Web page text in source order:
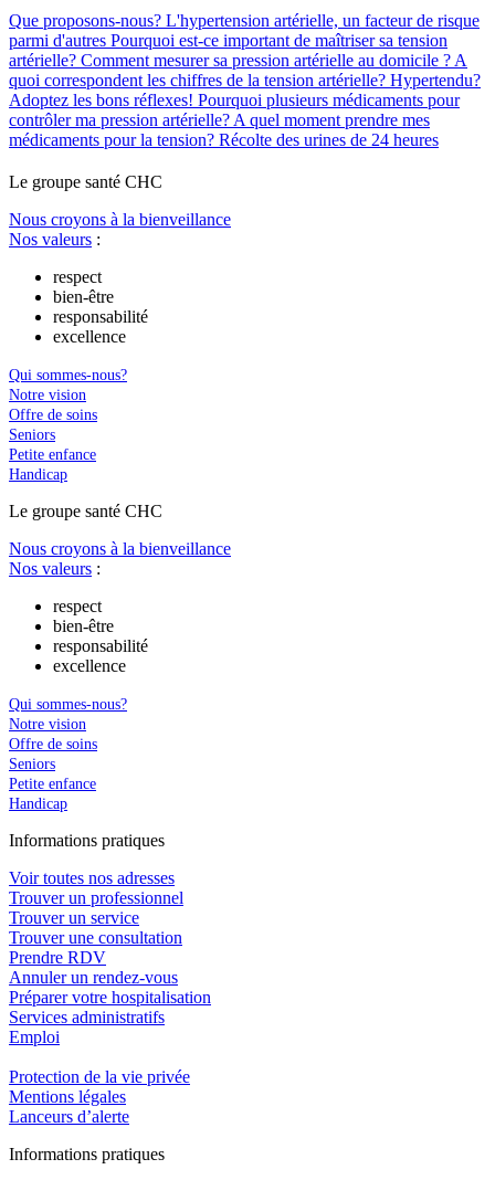
Que proposons-nous? L'hypertension artérielle, un facteur de risque
parmi d'autres Pourquoi est-ce important de maîtriser sa tension
artérielle? Comment mesurer sa pression artérielle au domicile ? A
quoi correspondent les chiffres de la tension artérielle? Hypertendu?
Adoptez les bons réflexes! Pourquoi plusieurs médicaments pour
contrôler ma pression artérielle? A quel moment prendre mes
médicaments pour la tension? Récolte des urines de 24 heures
Le groupe santé CHC
Nous croyons à la bienveillance
Nos valeurs :
respect
bien-être
responsabilité
excellence
Qui sommes-nous?
Notre vision
Offre de soins
Seniors
Petite enfance
Handicap
Le groupe santé CHC
Nous croyons à la bienveillance
Nos valeurs :
respect
bien-être
responsabilité
excellence
Qui sommes-nous?
Notre vision
Offre de soins
Seniors
Petite enfance
Handicap
Informations pratiques
Voir toutes nos adresses
Trouver un professionnel
Trouver un service
Trouver une consultation
Prendre RDV
Annuler un rendez-vous
Préparer votre hospitalisation
Services administratifs
Emploi​
Protection de la vie privée
Mentions légales
Lanceurs d’alerte
Informations pratiques